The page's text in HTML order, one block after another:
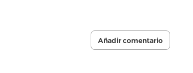
Añadir comentario